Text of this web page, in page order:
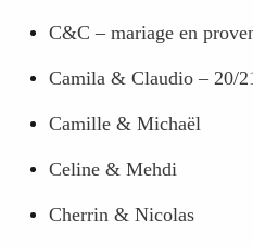
C&C – mariage en
Camila & Claudio – 20/
Camille & Michaël
Celine & Mehdi
Cherrin & Nicolas